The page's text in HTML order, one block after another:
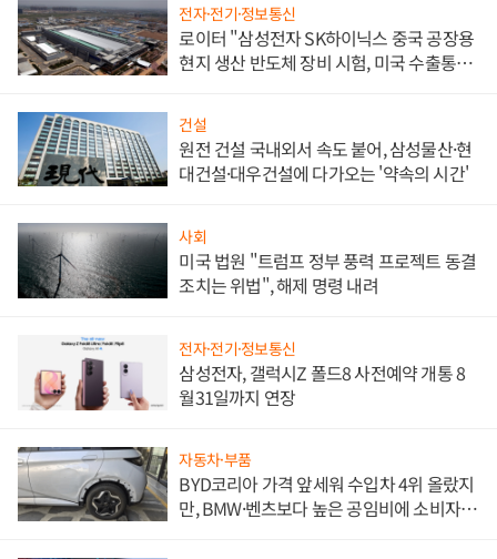
전자·전기·정보통신
로이터 "삼성전자 SK하이닉스 중국 공장용
현지 생산 반도체 장비 시험, 미국 수출통제
건설
원전 건설 국내외서 속도 붙어, 삼성물산·현
대건설·대우건설에 다가오는 '약속의 시간'
사회
미국 법원 "트럼프 정부 풍력 프로젝트 동결
조치는 위법", 해제 명령 내려
전자·전기·정보통신
삼성전자, 갤럭시Z 폴드8 사전예약 개통 8
월31일까지 연장
자동차·부품
BYD코리아 가격 앞세워 수입차 4위 올랐지
만, BMW·벤츠보다 높은 공임비에 소비자